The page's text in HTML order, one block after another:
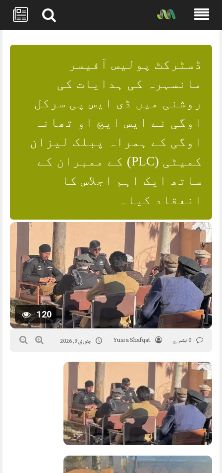
content
ڈسٹرکٹ پولیس آفیسر
مانسہرہ کی ہدایات کی
روشنی میں ڈی ایس پی سرکل
اوگی نے ایس ایچ او تھانہ
اوگی کے ہمراہ پبلک لیزان
کمیٹی (PLC) کے ممبران کے
ساتھ ایک اہم اجلاس کا
انعقاد کیا۔
120
Yusra Shafqat جنوری 9, 2026